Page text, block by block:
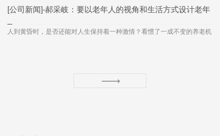
[公司新闻]-郝采岐：要以老年人的视角和生活方式设计老年
人到黄昏时，是否还能对人生保持着一种激情？看惯了一成不变的养老机